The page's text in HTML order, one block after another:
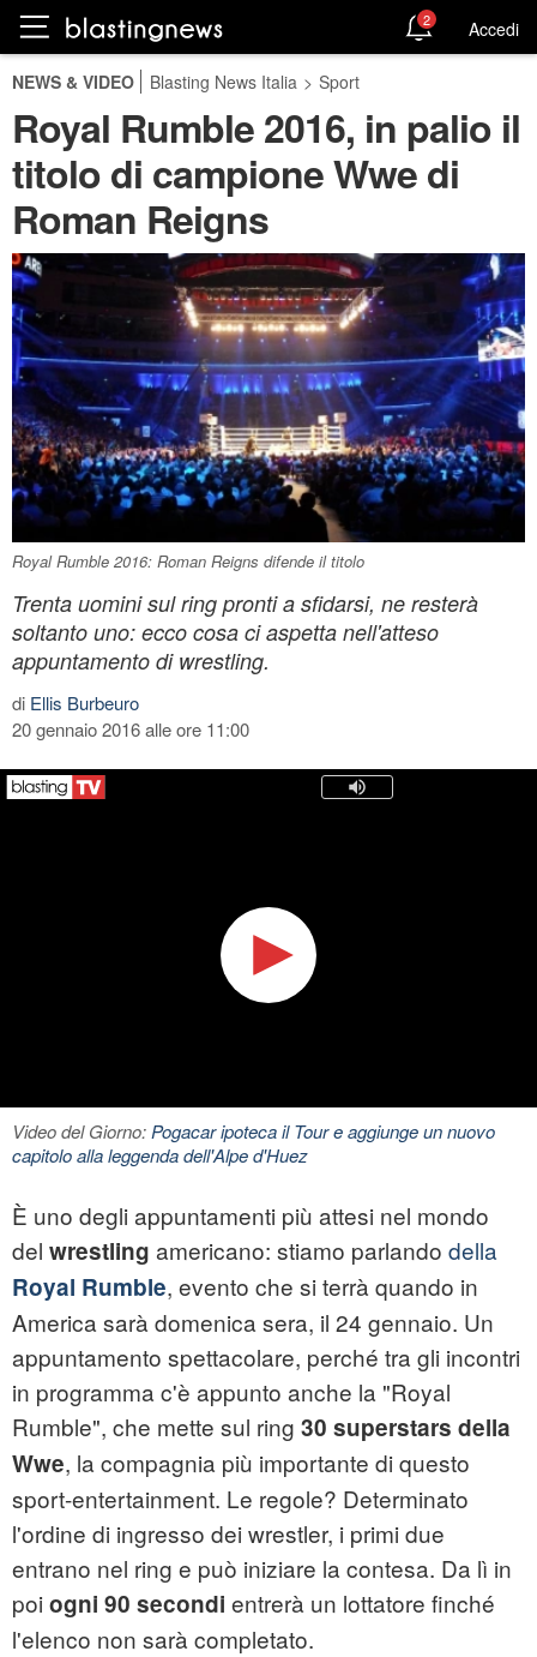
2 Accedi
NEWS & VIDEO Blasting News Italia > Sport
Royal Rumble 2016, in palio il
titolo di campione Wwe di
Roman Reigns
Royal Rumble 2016: Roman Reigns difende il titolo
Trenta uomini sul ring pronti a sfidarsi, ne resterà
soltanto uno: ecco cosa ci aspetta nell'atteso
appuntamento di wrestling.
di Ellis Burbeuro
20 gennaio 2016 alle ore 11:00
Video del Giorno:Pogacar ipoteca il Tour e aggiunge un nuovo
capitolo alla leggenda dell'Alpe d'Huez
È uno degli appuntamenti più attesi nel mondo
del wrestling americano: stiamo parlando della
Royal Rumble, evento che si terrà quando in
America sarà domenica sera, il 24 gennaio. Un
appuntamento spettacolare, perché tra gli incontri
in programma c'è appunto anche la "Royal
Rumble", che mette sul ring 30 superstars della
Wwe, la compagnia più importante di questo
sport-entertainment. Le regole? Determinato
l'ordine di ingresso dei wrestler, i primi due
entrano nel ring e può iniziare la contesa. Da lì in
poi ogni 90 secondi entrerà un lottatore finché
l'elenco non sarà completato.